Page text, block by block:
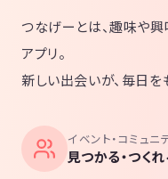
つなげーとは、趣味や興
アプリ。
新しい出会いが、毎日を
イベント・コミュニ
見つかる・つくれ